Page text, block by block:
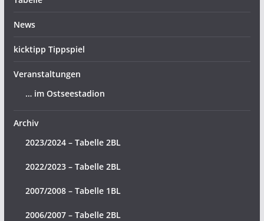
News
kicktipp Tippspiel
Veranstaltungen
… im Ostseestadion
Archiv
2023/2024 – Tabelle 2BL
2022/2023 – Tabelle 2BL
2007/2008 – Tabelle 1BL
2006/2007 – Tabelle 2BL